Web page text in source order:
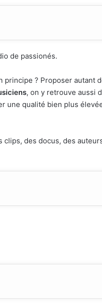
de passionés.
principe ? Proposer autant
, on y retrouve aussi
une qualité bien plus
des docus, des